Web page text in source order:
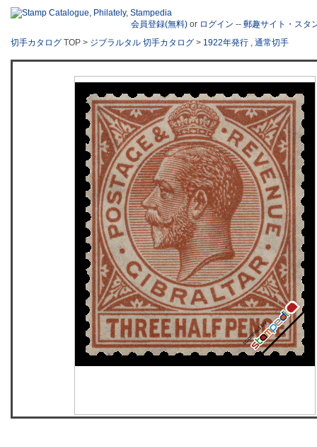
会員登録(無料) or ログイン -- 郵趣サイト・スタ
切手カタログ TOP > ジブラルタル 切手カタログ > 1922年発行 , 通常切手